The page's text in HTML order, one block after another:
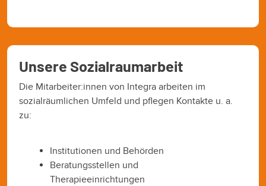
Unsere Sozialraumarbeit
Die Mitarbeiter:innen von Integra arbeiten im
sozialräumlichen Umfeld und pflegen Kontakte u. a.
zu:
Institutionen und Behörden
Beratungsstellen und
Therapieeinrichtungen